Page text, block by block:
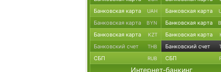
Банковская карта UAH Банковская карта
Банковская карта BYN Банковская карта
Банковская карта KZT Банковская карта
Банковский счет THB Банковский счет
СБП RUB СБП
Интернет-банкинг